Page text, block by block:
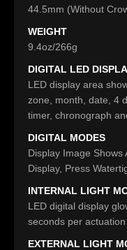
44.5mm (Without
WEIGHT
9.4oz/266g
DIGITAL LED
LED display area
zone, month, date, 4
timer, chronograph
DIGITAL MODES
Display Image Shows
Display, Press
INTERNAL LIGHT
LED digital display
seconds per actuation
EXTERNAL LIGHT